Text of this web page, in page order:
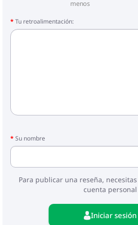
menos
Tu retroalimentación:
Su nombre
Para publicar una reseña,
cuenta personal
Iniciar sesión